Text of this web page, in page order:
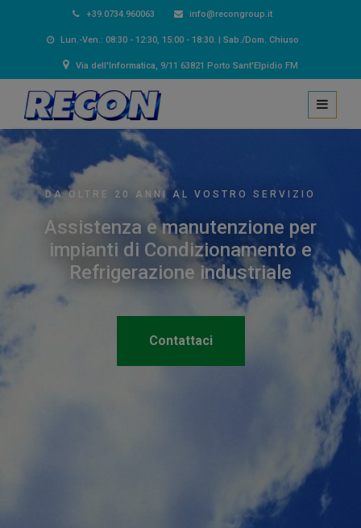
+39.0734.960063 info@recongroup.it
Lun.-Ven.: 08:30 - 12:30, 15:00 - 18:30. | Sab./Dom. Chiuso
Via dell'Informatica, 9/11 63821 Porto Sant'Elpidio FM
DA OLTRE 20 ANNI AL VOSTRO SERVIZIO
Assistenza e manutenzione per
impianti di Condizionamento e
Refrigerazione industriale
Contattaci